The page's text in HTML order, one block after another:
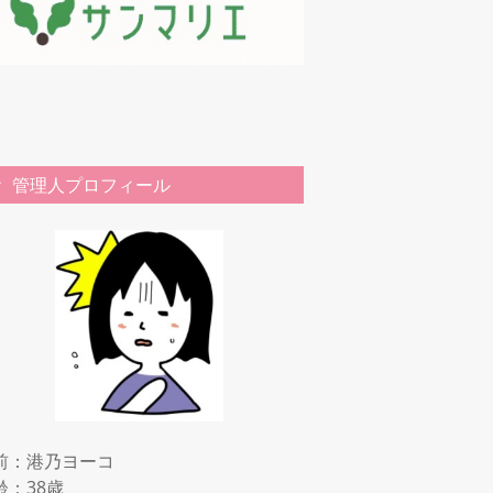
管理人プロフィール
：港乃ヨーコ
：38歳